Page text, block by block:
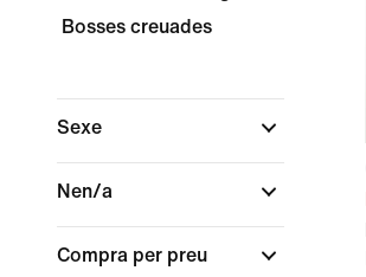
Bosses creuades
Sexe
Nen/a
Compra per preu